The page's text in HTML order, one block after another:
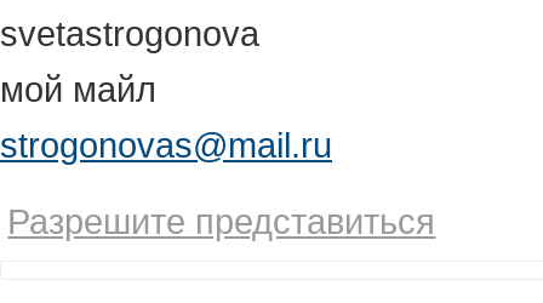
svetastrogonova
мой майл
strogonovas@mail.ru
Разрешите представиться